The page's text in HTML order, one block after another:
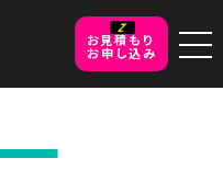
お見積もり
お申し込み